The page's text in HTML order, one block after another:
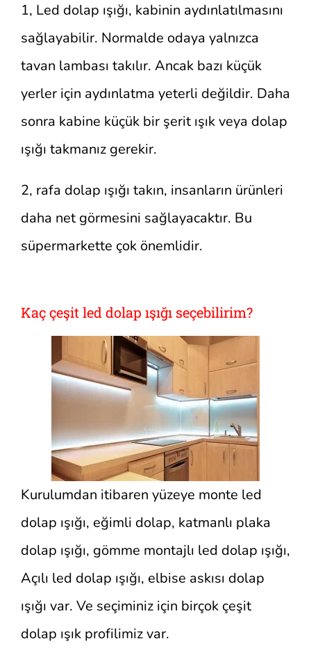
1, Led dolap ışığı, kabinin aydınlatılmasını
sağlayabilir. Normalde odaya yalnızca
tavan lambası takılır. Ancak bazı küçük
yerler için aydınlatma yeterli değildir. Daha
sonra kabine küçük bir şerit ışık veya dolap
ışığı takmanız gerekir.
2, rafa dolap ışığı takın, insanların ürünleri
daha net görmesini sağlayacaktır. Bu
süpermarkette çok önemlidir.
Kaç çeşit led dolap ışığı seçebilirim?
Kurulumdan itibaren yüzeye monte led
dolap ışığı, eğimli dolap, katmanlı plaka
dolap ışığı, gömme montajlı led dolap ışığı,
Açılı led dolap ışığı, elbise askısı dolap
ışığı var. Ve seçiminiz için birçok çeşit
dolap ışık profilimiz var.